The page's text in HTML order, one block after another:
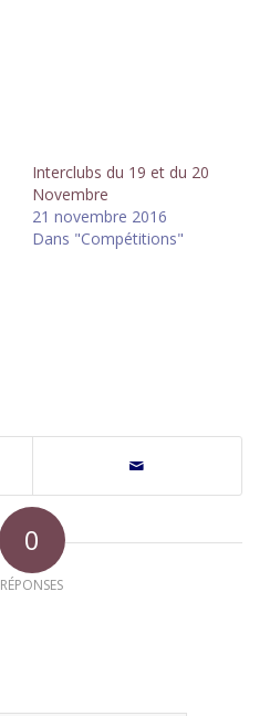
Interclubs du 19 et du 20
Novembre
21 novembre 2016
Dans "Compétitions"
0
RÉPONSES